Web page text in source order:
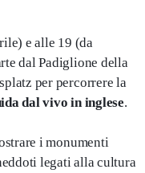
e alle 19 (da
dal Padiglione della
per percorrere la
dal vivo in inglese.
i monumenti
legati alla cultura